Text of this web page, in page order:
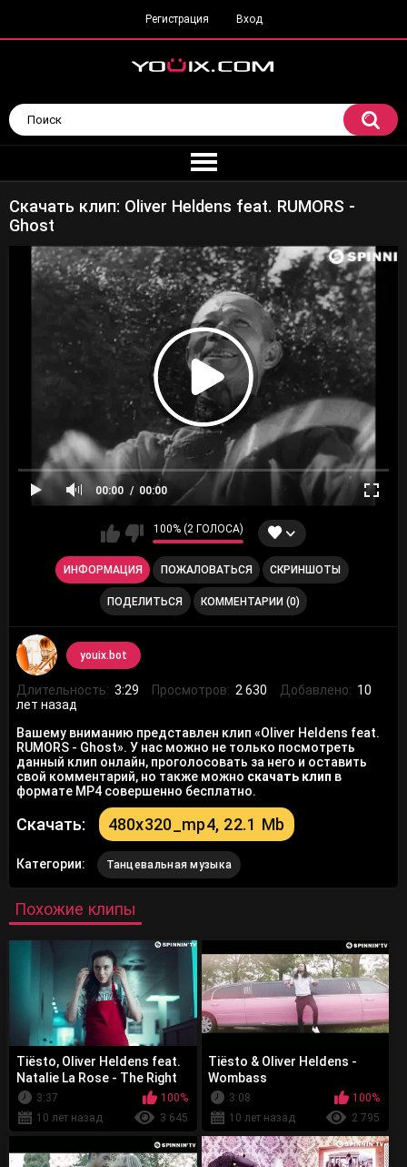
Регистрация Вход
Скачать клип: Oliver Heldens feat. RUMORS -
Ghost
00:00 00:00
100% (2 ГОЛОСА)
ИНФОРМАЦИЯ ПОЖАЛОВАТЬСЯ СКРИНШОТЫ
ПОДЕЛИТЬСЯ КОММЕНТАРИИ (0)
youix.bot
Длительность: 3:29 Просмотров: 2 630 Добавлено: 10
лет назад
Вашему вниманию представлен клип «Oliver Heldens feat.
RUMORS - Ghost». У нас можно не только посмотреть
данный клип онлайн, проголосовать за него и оставить
свой комментарий, но также можно скачать клип в
формате MP4 совершенно бесплатно.
Скачать: 480x320_mp4, 22.1 Mb
Категории: Танцевальная музыка
Похожие клипы
Tiësto, Oliver Heldens feat.
Natalie La Rose - The Right
Song3:37
100%
10 лет назад
3 645
Tiësto & Oliver Heldens -
Wombass
3:08
100%
10 лет назад
2 795